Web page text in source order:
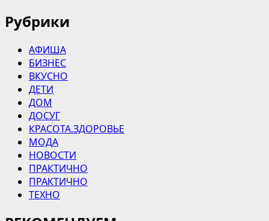
Рубрики
АФИША
БИЗНЕС
ВКУСНО
ДЕТИ
ДОМ
ДОСУГ
КРАСОТА.ЗДОРОВЬЕ
МОДА
НОВОСТИ
ПРАКТИЧНО
ПРАКТИЧНО
ТЕХНО